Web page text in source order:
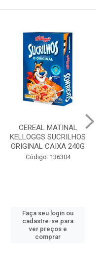
CEREAL MATINAL
KELLOGGS SUCRILHOS
ORIGINAL CAIXA 240G
Código: 136304
Faça seu login ou
cadastre-se para
ver preços e
comprar